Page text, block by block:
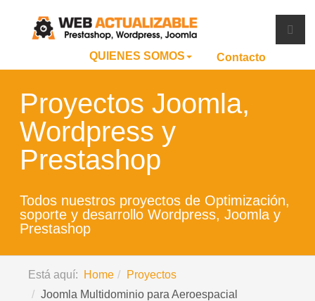
QUIENES SOMOS Contacto
Proyectos Joomla,
Wordpress y
Prestashop
Todos nuestros proyectos de Optimización,
soporte y desarrollo Wordpress, Joomla y
Prestashop
Está aquí: Home
Proyectos
Joomla Multidominio para Aeroespacial